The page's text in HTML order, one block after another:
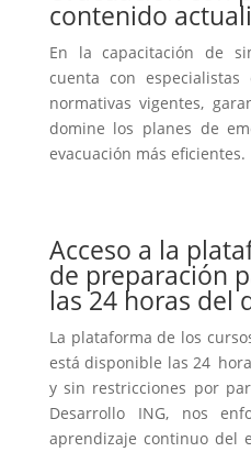
contenido
En la capacitación de
cuenta con
normativas vigentes,
domine los planes de
evacuación más eficientes.
Acceso a la
de preparación
las 24 horas del
La plataforma de los
está disponible las 24
y sin restricciones por
Desarrollo ING, nos
aprendizaje continuo del